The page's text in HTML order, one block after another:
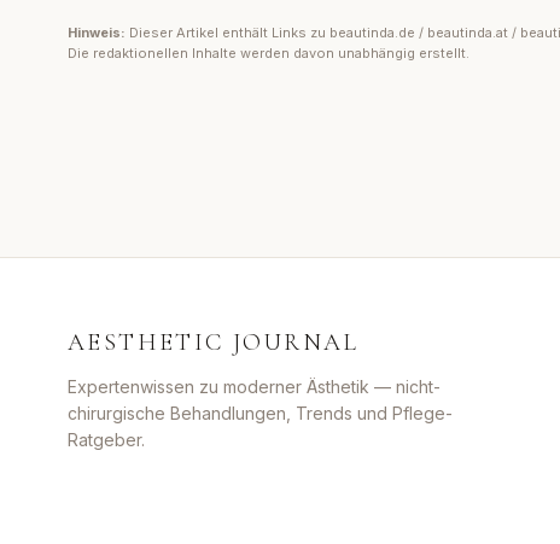
Hinweis: Dieser Artikel enthält Links zu beautinda.de / beautinda.at /
Die redaktionellen Inhalte werden davon unabhängig erstellt.
AESTHETIC JOURNAL
Expertenwissen zu moderner Ästhetik — nicht-
chirurgische Behandlungen, Trends und Pflege-
Ratgeber.